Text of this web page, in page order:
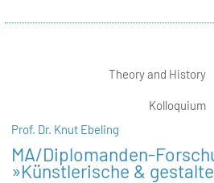
Theory and History
Kolloquium
Prof. Dr. Knut Ebeling
MA/Diplomanden-
»Künstlerische &